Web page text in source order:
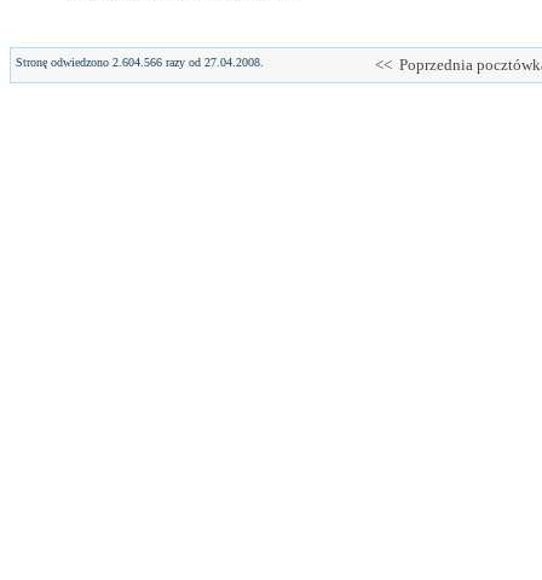
Stronę odwiedzono 2.604.566 razy od 27.04.2008. << Poprzednia